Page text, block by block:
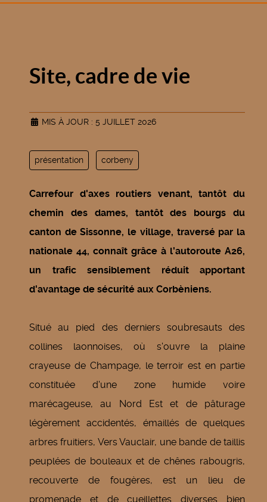
Site, cadre de vie
MIS À JOUR : 5 JUILLET 2026
présentation corbeny
Carrefour d'axes routiers venant, tantôt du
chemin des dames, tantôt des bourgs du
canton de Sissonne, le village, traversé par la
nationale 44, connaît grâce à l'autoroute A26,
un trafic sensiblement réduit apportant
d'avantage de sécurité aux Corbèniens.
Situé au pied des derniers soubresauts des
collines laonnoises, où s'ouvre la plaine
crayeuse de Champage, le terroir est en partie
constituée d'une zone humide voire
marécageuse, au Nord Est et de pâturage
légèrement accidentés, émaillés de quelques
arbres fruitiers, Vers Vauclair, une bande de taillis
peuplées de bouleaux et de chênes rabougris,
recouverte de fougères, est un lieu de
promenade et de cueillettes diverses bien